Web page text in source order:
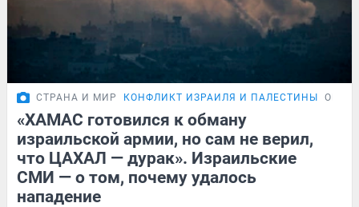
СТРАНА И МИР КОНФЛИКТ ИЗРАИЛЯ И ПАЛЕСТИНЫ ОБЗОР
«ХАМАС готовился к обману
израильской армии, но сам не верил,
что ЦАХАЛ — дурак». Израильские
СМИ — о том, почему удалось
нападение